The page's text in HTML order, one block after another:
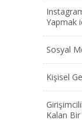
Yapmak
Sosyal
Kişisel
Kalan Bir